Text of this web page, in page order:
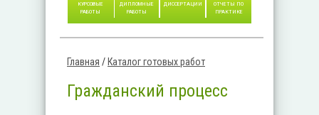
КУРСОВЫЕ
РАБОТЫ
ДИПЛОМНЫЕ
РАБОТЫ
ДИССЕРТАЦИИ
ОТЧЕТЫ ПО
ПРАКТИКЕ
Главная / Каталог готовых работ
Гражданский процесс